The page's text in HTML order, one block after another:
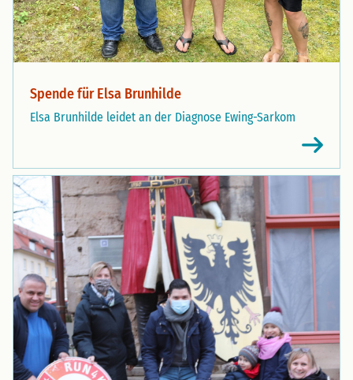
Spende für Elsa Brunhilde
Elsa Brunhilde leidet an der Diagnose Ewing-Sarkom